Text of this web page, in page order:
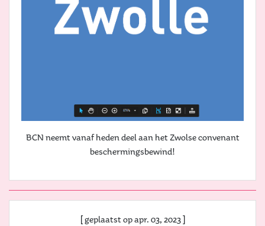
BCN neemt vanaf heden deel aan het Zwolse convenant
beschermingsbewind!
[ geplaatst op apr. 03, 2023 ]